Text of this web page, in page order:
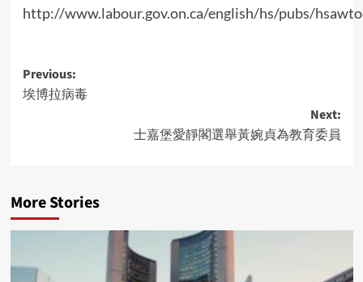
http://www.labour.gov.on.ca/english/hs/pubs/
Post
navigation
Previous:
埃博拉病毒
Next:
士嘉堡愛靜閣選舉黃婉貞為教育委員
More Stories